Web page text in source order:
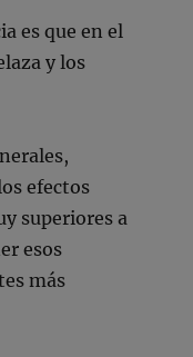
es que en el
y los
efectos
superiores a
esos
más